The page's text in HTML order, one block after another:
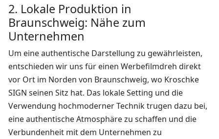
2. Lokale Produktion in
Braunschweig: Nähe zum
Unternehmen
Um eine authentische Darstellung zu gewährleisten,
entschieden wir uns für einen Werbefilmdreh direkt
vor Ort im Norden von Braunschweig, wo Kroschke
SIGN seinen Sitz hat. Das lokale Setting und die
Verwendung hochmoderner Technik trugen dazu bei,
eine authentische Atmosphäre zu schaffen und die
Verbundenheit mit dem Unternehmen zu